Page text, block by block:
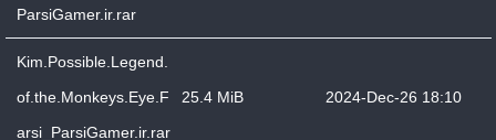
ParsiGamer.ir.rar
Kim.Possible.Legend.
of.the.Monkeys.Eye.F
arsi_ParsiGamer.ir.rar
25.4 MiB 2024-Dec-26 18:10